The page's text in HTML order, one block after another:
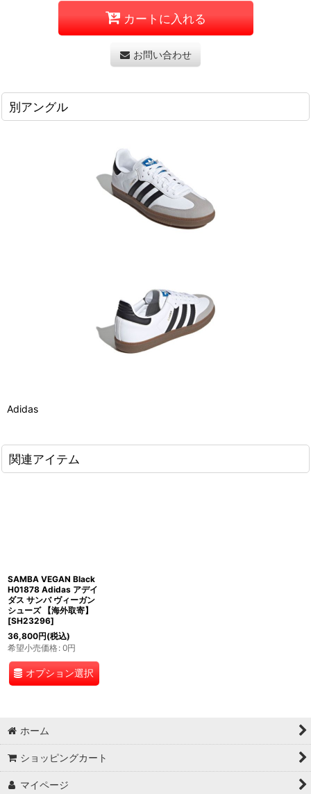
カートに入れる
お問い合わせ
別アングル
Adidas
関連アイテム
SAMBA VEGAN Black
H01878 Adidas アデイ
ダス サンバ ヴィーガン
シューズ 【海外取寄】
[SH23296]
36,800円(税込)
希望小売価格: 0円
オプション選択
ホーム
ショッピングカート
マイページ